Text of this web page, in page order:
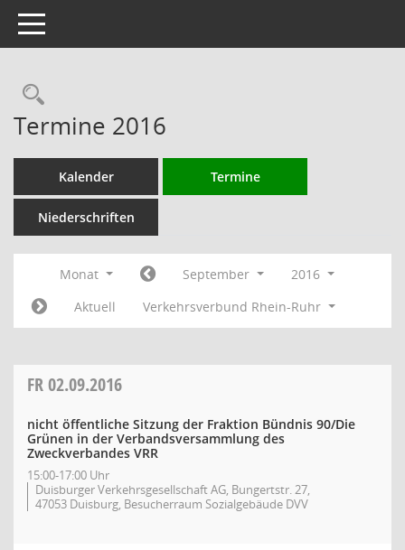
Toggle navigation
Rechercheauswahl
Termine 2016
Kalender Termine
Niederschriften
Monat September
2016
Aktuell
Verkehrsverbund Rhein-Ruhr
FR02.09.2016
nicht öffentliche Sitzung der Fraktion Bündnis 90/Die
Grünen in der Verbandsversammlung des
Zweckverbandes VRR
15:00-17:00 Uhr
Duisburger Verkehrsgesellschaft AG, Bungertstr. 27,
47053 Duisburg, Besucherraum Sozialgebäude DVV